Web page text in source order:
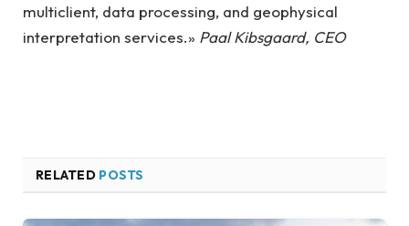
multiclient, data processing, and geophysical
interpretation services.» Paal Kibsgaard, CEO
RELATED POSTS